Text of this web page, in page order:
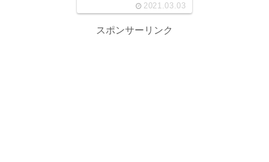
2021.03.03
スポンサーリンク